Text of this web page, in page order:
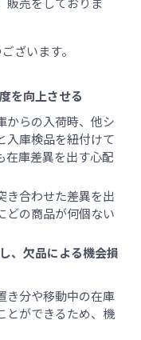
販売をしておりま
ざいます。
を向上させる
からの入荷時、他シ
入庫検品を紐付けて
在庫差異を出す心配
き合わせた差異を出
どの商品が何個ない
、欠品による機会損
き分や移動中の在庫
とができるため、機